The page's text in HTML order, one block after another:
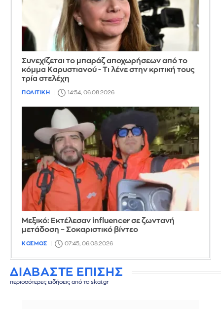
Συνεχίζεται το μπαράζ αποχωρήσεων από το
κόμμα Καρυστιανού - Τι λένε στην κριτική τους
τρία στελέχη
ΠΟΛΙΤΙΚΗ 14:54, 06.08.2026
Μεξικό: Εκτέλεσαν influencer σε ζωντανή
μετάδοση – Σοκαριστικό βίντεο
ΚΟΣΜΟΣ 07:45, 06.08.2026
ΔΙΑΒΑΣΤΕ ΕΠΙΣΗΣ
περισσότερες ειδήσεις από το skai.gr